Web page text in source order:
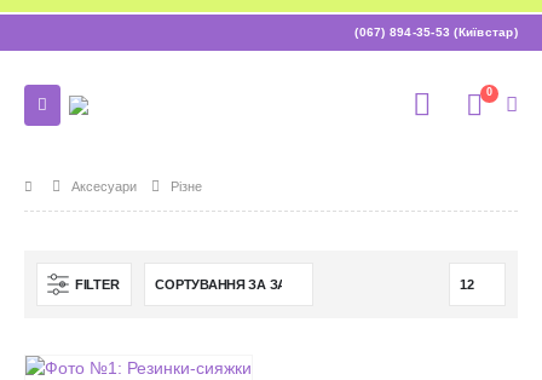
(067) 894-35-53 (Київстар)
0
Аксесуари Різне
FILTER